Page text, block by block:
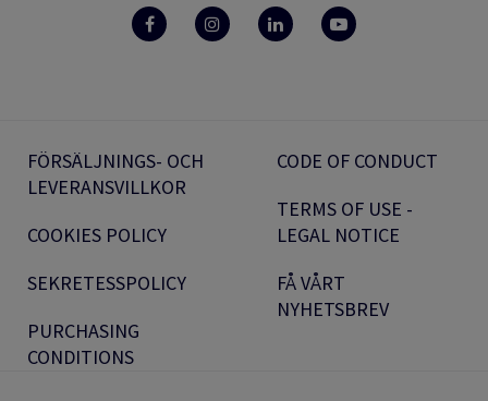
FÖRSÄLJNINGS- OCH
LEVERANSVILLKOR
COOKIES POLICY
SEKRETESSPOLICY
PURCHASING
CONDITIONS
CODE OF CONDUCT
TERMS OF USE -
LEGAL NOTICE
FÅ VÅRT
NYHETSBREV